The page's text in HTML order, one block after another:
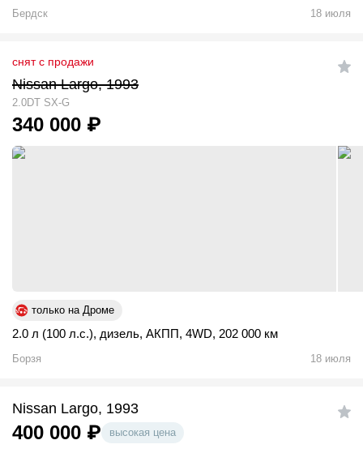
Бердск 18 июля
снят с продажи
Nissan Largo, 1993
2.0DT SX-G
340 000 ₽
только на Дроме
2.0 л (100 л.с.), дизель, АКПП, 4WD, 202 000 км
Борзя 18 июля
Nissan Largo, 1993
400 000 ₽ высокая цена